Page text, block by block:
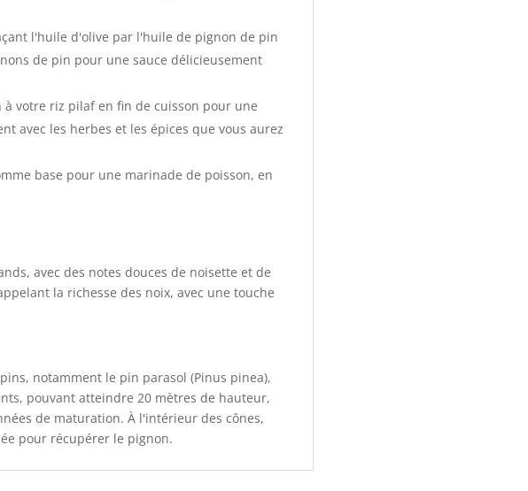
l'huile d'olive par l'huile de pignon de pin
de pin pour une sauce délicieusement
votre riz pilaf en fin de cuisson pour une
avec les herbes et les épices que vous aurez
base pour une marinade de poisson, en
avec des notes douces de noisette et de
la richesse des noix, avec une touche
notamment le pin parasol (Pinus pinea),
pouvant atteindre 20 mètres de hauteur,
de maturation. À l'intérieur des cônes,
pour récupérer le pignon.